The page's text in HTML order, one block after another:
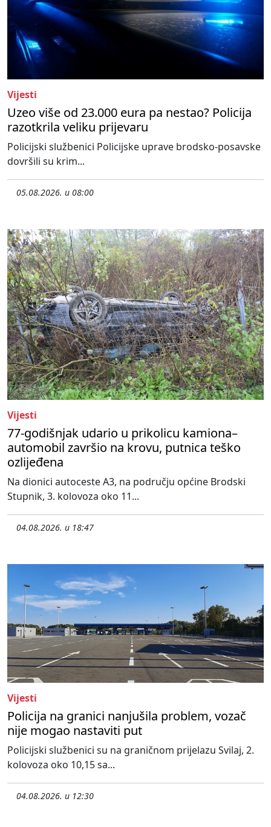
Vijesti
Uzeo više od 23.000 eura pa nestao? Policija
razotkrila veliku prijevaru
Policijski službenici Policijske uprave brodsko-posavske
dovršili su krim...
05.08.2026. u 08:00
Vijesti
77-godišnjak udario u prikolicu kamiona–
automobil završio na krovu, putnica teško
ozlijeđena
Na dionici autoceste A3, na području općine Brodski
Stupnik, 3. kolovoza oko 11...
04.08.2026. u 18:47
Vijesti
Policija na granici nanjušila problem, vozač
nije mogao nastaviti put
Policijski službenici su na graničnom prijelazu Svilaj, 2.
kolovoza oko 10,15 sa...
04.08.2026. u 12:30